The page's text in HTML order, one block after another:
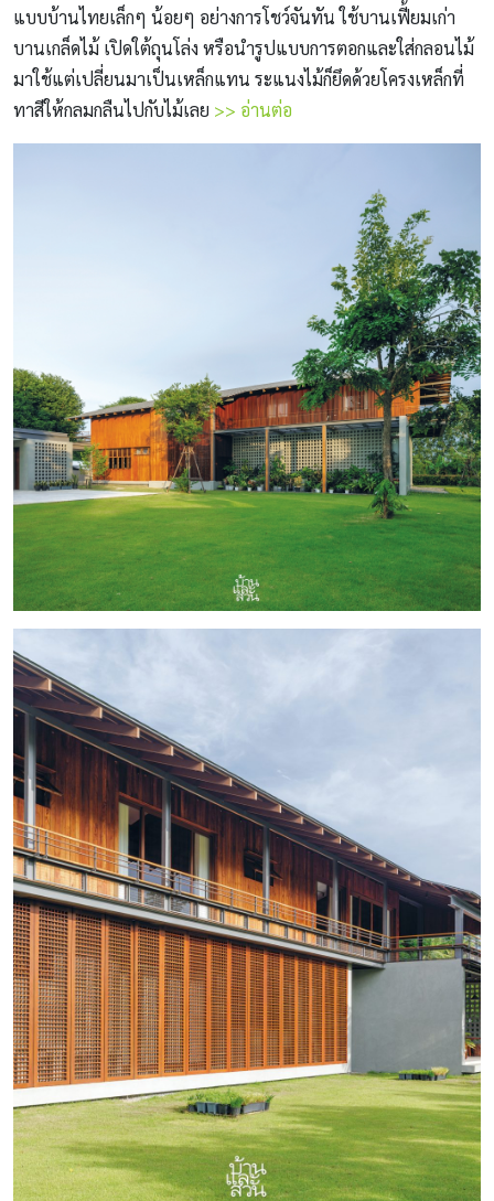
แบบบ้านไทยเล็กๆ น้อยๆ อย่างการโชว์จันทัน ใช้บานเฟี้ยมเก่า
บานเกล็ดไม้ เปิดใต้ถุนโล่ง หรือนำรูปแบบการตอกและใส่กลอนไม้
มาใช้แต่เปลี่ยนมาเป็นเหล็กแทน ระแนงไม้ก็ยึดด้วยโครงเหล็กที่
ทาสีให้กลมกลืนไปกับไม้เลย >> อ่านต่อ